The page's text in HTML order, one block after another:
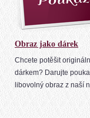
Obraz jako dárek
Chcete potěšit
dárkem? Darujte
libovolný obraz z naší